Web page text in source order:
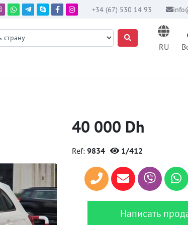
+34 (67) 530 14 93
RU
40 000 Dh
Ref: 9834 1/412
Написать